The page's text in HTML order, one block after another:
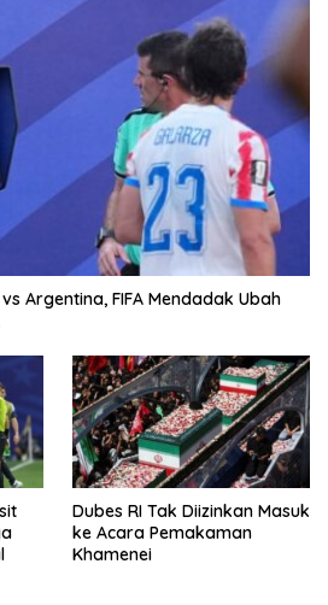
Argentina, FIFA Mendadak Ubah
Dubes RI Tak Diizinkan Masuk
ke Acara Pemakaman
Khamenei